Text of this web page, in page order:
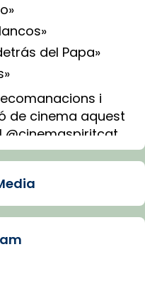
del Papa»
i
de cinema aquest
@cinemaspiritcat
(OpenAI)